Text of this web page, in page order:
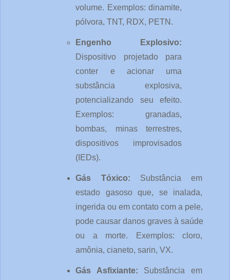
volume. Exemplos: dinamite,
pólvora, TNT, RDX, PETN.
Dispositivo projetado para
conter e acionar uma
substância explosiva,
potencializando seu efeito.
Exemplos: granadas,
bombas, minas terrestres,
dispositivos improvisados
(IEDs).
Gás Tóxico: Substância em
estado gasoso que, se inalada,
ingerida ou em contato com a pele,
pode causar danos graves à saúde
ou a morte. Exemplos: cloro,
amônia, cianeto, sarin, VX.
Gás Asfixiante: Substância em